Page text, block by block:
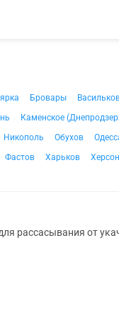
Бровары
Каменское
Никополь Обухов
Фастов Харьков Херсон
рассасывания от